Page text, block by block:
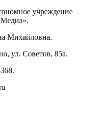
учреждение
Михайловна.
ул. Советов, 85а.